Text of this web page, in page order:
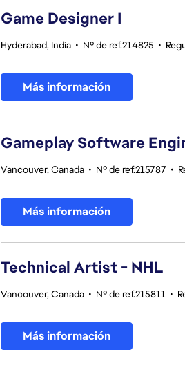
Game Designer I
Hyderabad, India • Nº de ref.214825 •
Más información
Gameplay Software
Vancouver, Canada • Nº de ref.215787 •
Más información
Technical Artist - NHL
Vancouver, Canada • Nº de ref.215811 •
Más información